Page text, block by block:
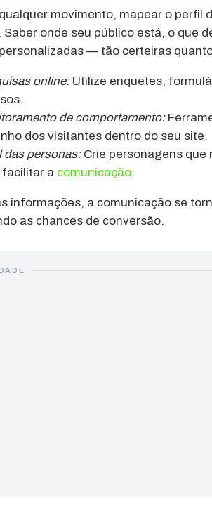
movimento, mapear o perfil
Saber onde seu público está, o que
— tão certeiras
online:Utilize enquetes,
de comportamento:
dos visitantes dentro do seu site.
das personas:Crie personagens que
facilitar a comunicação.
informações, a comunicação se
as chances de conversão.